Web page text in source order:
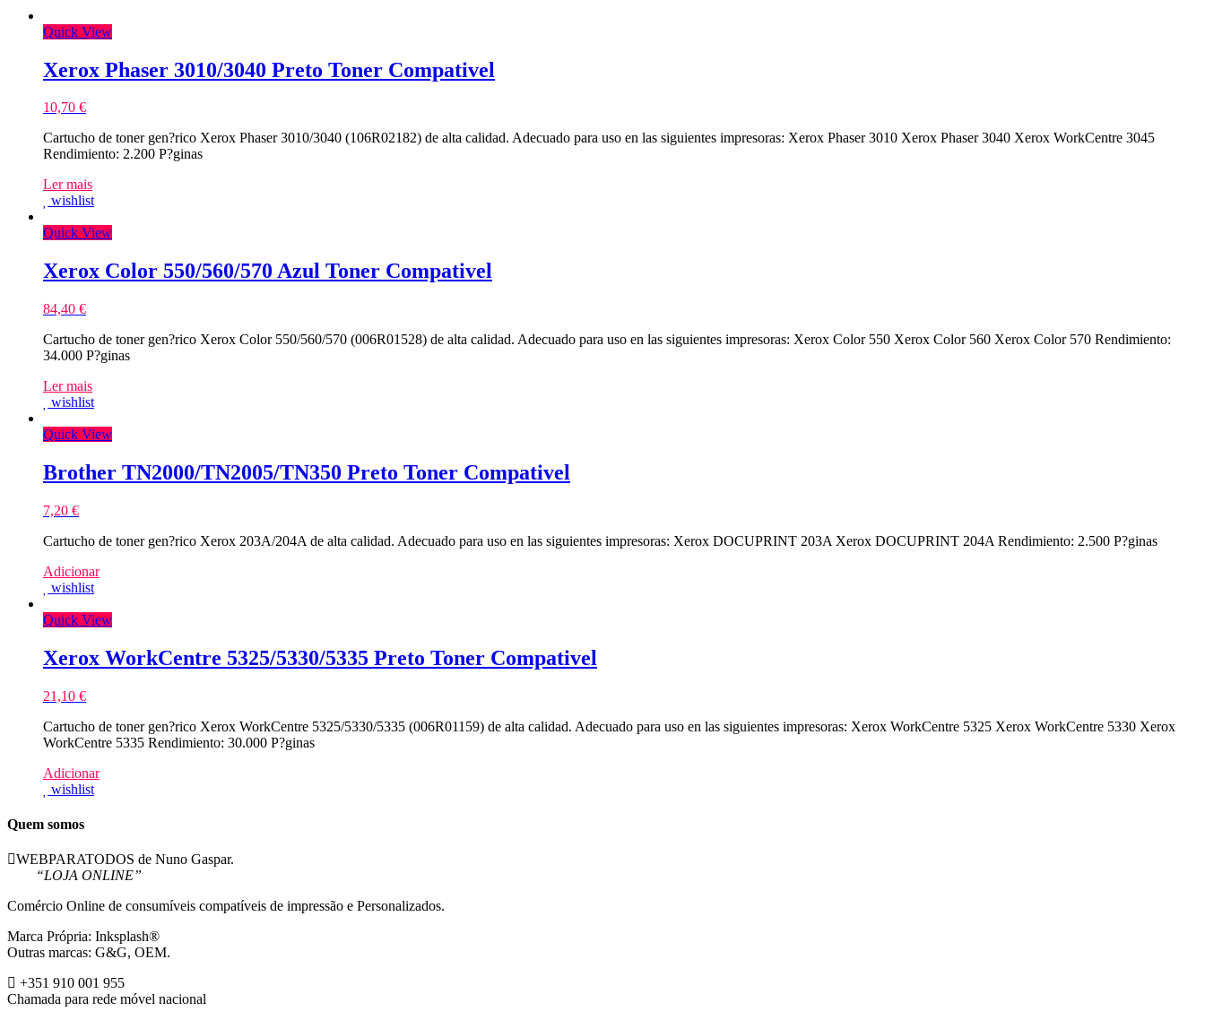
Quick View
Xerox Phaser 3010/3040 Preto Toner Compativel
10,70 €
Cartucho de toner gen?rico Xerox Phaser 3010/3040 (106R02182) de alta calidad. Adecuado para uso en las siguientes impresoras: Xerox Phaser 3010 Xerox Phaser 3040 Xerox WorkCentre 3045
Rendimiento: 2.200 P?ginas
Ler mais
wishlist
Quick View
Xerox Color 550/560/570 Azul Toner Compativel
84,40 €
Cartucho de toner gen?rico Xerox Color 550/560/570 (006R01528) de alta calidad. Adecuado para uso en las siguientes impresoras: Xerox Color 550 Xerox Color 560 Xerox Color 570 Rendimiento:
34.000 P?ginas
Ler mais
wishlist
Quick View
Brother TN2000/TN2005/TN350 Preto Toner Compativel
7,20 €
Cartucho de toner gen?rico Xerox 203A/204A de alta calidad. Adecuado para uso en las siguientes impresoras: Xerox DOCUPRINT 203A Xerox DOCUPRINT 204A Rendimiento: 2.500 P?ginas
Adicionar
wishlist
Quick View
Xerox WorkCentre 5325/5330/5335 Preto Toner Compativel
21,10 €
Cartucho de toner gen?rico Xerox WorkCentre 5325/5330/5335 (006R01159) de alta calidad. Adecuado para uso en las siguientes impresoras: Xerox WorkCentre 5325 Xerox WorkCentre 5330 Xerox
WorkCentre 5335 Rendimiento: 30.000 P?ginas
Adicionar
wishlist
Quem somos
WEBPARATODOS de Nuno Gaspar.
“LOJA ONLINE”
Comércio Online de consumíveis compatíveis de impressão e Personalizados.
Marca Própria: Inksplash®
Outras marcas: G&G, OEM.
+351 910 001 955
Chamada para rede móvel nacional